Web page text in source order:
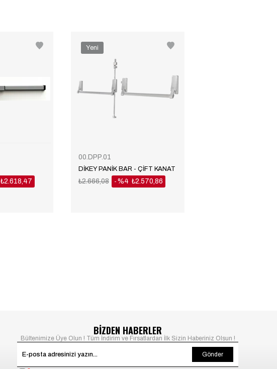
₺2.618,47
00.DPP.01
DİKEY PANİK BAR - ÇİFT KANAT
%4 ₺2.570,86
₺2.666,08
Yeni
BİZDEN HABERLER
Bültenimize Üye Olun ! Tüm İndirim ve Fırsatlardan İlk Sizin Haberiniz Olsun !
Gönder